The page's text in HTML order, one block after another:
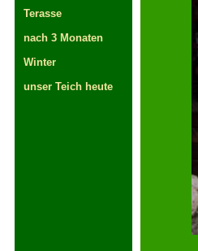
Terasse
nach 3 Monaten
Winter
unser Teich heute